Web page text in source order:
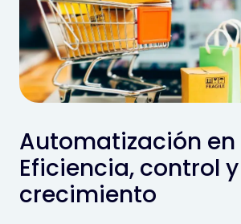
Automatización en
Eficiencia, control y
crecimiento